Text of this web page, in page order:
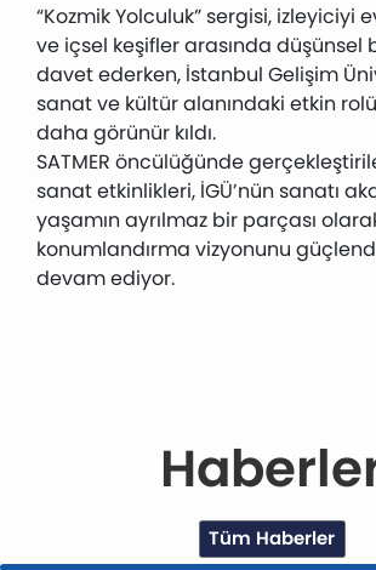
“Kozmik Yolculuk” sergisi, izleyiciyi
ve içsel keşifler arasında düşünsel
davet ederken, İstanbul Gelişim
sanat ve kültür alanındaki etkin
daha görünür kıldı.
SATMER öncülüğünde
sanat etkinlikleri, İGÜ’nün sanatı
yaşamın ayrılmaz bir parçası
konumlandırma vizyonunu
devam ediyor.
Tüm Haberler